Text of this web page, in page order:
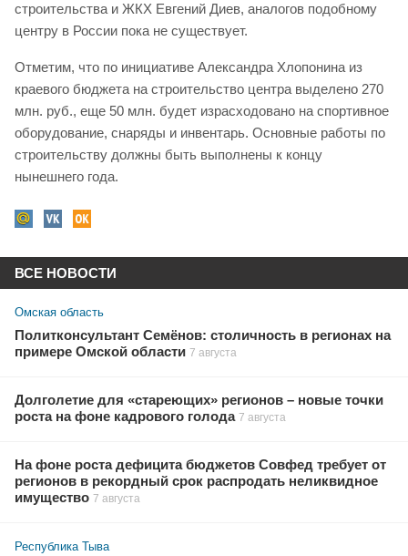
строительства и ЖКХ Евгений Диев, аналогов подобному
центру в России пока не существует.
Отметим, что по инициативе Александра Хлопонина из
краевого бюджета на строительство центра выделено 270
млн. руб., еще 50 млн. будет израсходовано на спортивное
оборудование, снаряды и инвентарь. Основные работы по
строительству должны быть выполнены к концу
нынешнего года.
ВСЕ НОВОСТИ
Омская область
Политконсультант Семёнов: столичность в регионах на
примере Омской области 7 августа
Долголетие для «стареющих» регионов – новые точки
роста на фоне кадрового голода 7 августа
На фоне роста дефицита бюджетов Совфед требует от
регионов в рекордный срок распродать неликвидное
имущество 7 августа
Республика Тыва